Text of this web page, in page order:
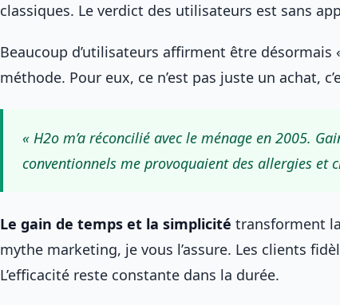
classiques. Le verdict des utilisateurs est sans
Beaucoup d’utilisateurs affirment être désormais
méthode. Pour eux, ce n’est pas juste un achat,
« H2o m’a réconcilié avec le ménage en 2005.
conventionnels me provoquaient des allergies et
Le gain de temps et la simplicité transforment
mythe marketing, je vous l’assure. Les clients
L’efficacité reste constante dans la durée.